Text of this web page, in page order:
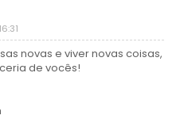
novas e viver novas coisas,
de vocês!